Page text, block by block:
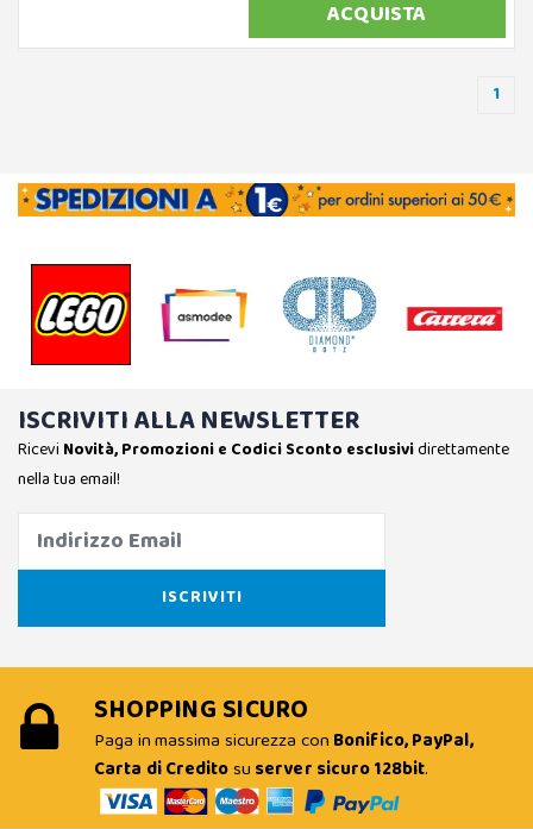
ACQUISTA
1
ISCRIVITI ALLA NEWSLETTER
Ricevi Novità, Promozioni e Codici Sconto esclusividirettamente
nella tua email!
SHOPPING SICURO
Paga in massima sicurezza con Bonifico, PayPal,
Carta di Creditosu server sicuro 128bit.